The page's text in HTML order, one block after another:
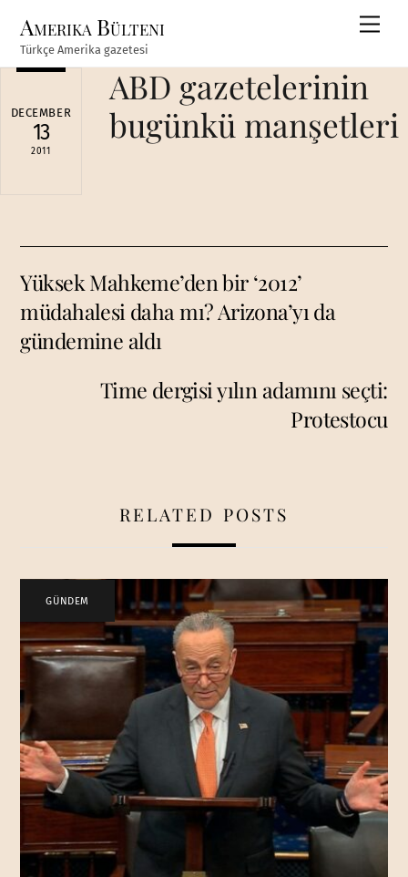
content
Amerika Bülteni
Türkçe Amerika gazetesi
DECEMBER
13
2011
ABD gazetelerinin
bugünkü manşetleri
Yüksek Mahkeme’den bir ‘2012’
müdahalesi daha mı? Arizona’yı da
gündemine aldı
Time dergisi yılın adamını seçti:
Protestocu
RELATED POSTS
GÜNDEM